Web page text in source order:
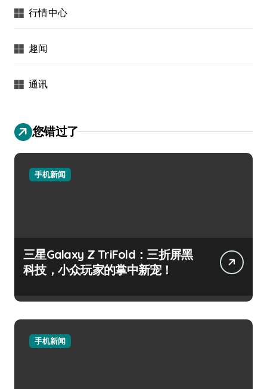
行情中心
趣闻
通讯
您错过了
手机新闻
三星Galaxy Z TriFold：三折屏黑
科技，小众玩家的掌中新宠！
手机新闻